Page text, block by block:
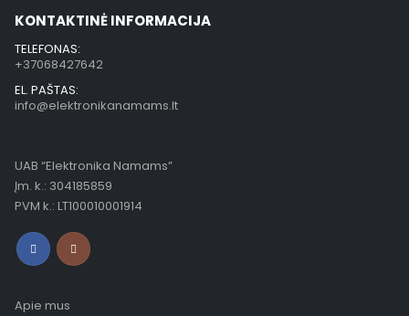
KONTAKTINĖ INFORMACIJA
TELEFONAS:
+37068427642
EL. PAŠTAS:
info@elektronikanamams.lt
UAB “Elektronika Namams”
Įm. k.: 304185859
PVM k.: LT100010001914
Apie mus